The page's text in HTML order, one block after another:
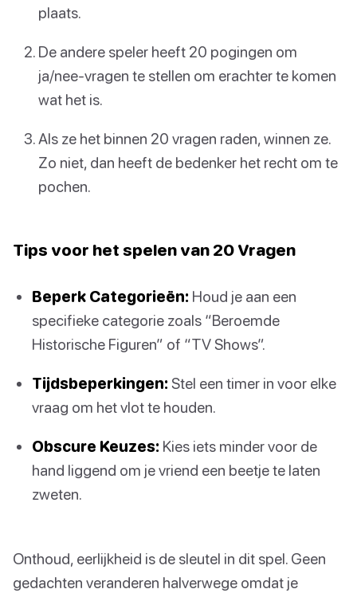
plaats.
De andere speler heeft 20 pogingen om
ja/nee-vragen te stellen om erachter te komen
wat het is.
Als ze het binnen 20 vragen raden, winnen ze.
Zo niet, dan heeft de bedenker het recht om te
pochen.
Tips voor het spelen van 20 Vragen
Beperk Categorieën: Houd je aan een
specifieke categorie zoals “Beroemde
Historische Figuren” of “TV Shows”.
Tijdsbeperkingen: Stel een timer in voor elke
vraag om het vlot te houden.
Obscure Keuzes: Kies iets minder voor de
hand liggend om je vriend een beetje te laten
zweten.
Onthoud, eerlijkheid is de sleutel in dit spel. Geen
gedachten veranderen halverwege omdat je